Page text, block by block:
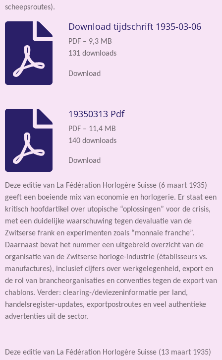
scheepsroutes).
Download tijdschrift 1935-03-06
PDF – 9,3 MB
131 downloads
Download
19350313 Pdf
PDF – 11,4 MB
140 downloads
Download
Deze editie van La Fédération Horlogère Suisse (6 maart 1935)
geeft een boeiende mix van economie en horlogerie. Er staat een
kritisch hoofdartikel over utopische “oplossingen” voor de crisis,
met een duidelijke waarschuwing tegen devaluatie van de
Zwitserse frank en experimenten zoals “monnaie franche”.
Daarnaast bevat het nummer een uitgebreid overzicht van de
organisatie van de Zwitserse horloge-industrie (établisseurs vs.
manufactures), inclusief cijfers over werkgelegenheid, export en
de rol van brancheorganisaties en conventies tegen de export van
chablons. Verder: clearing-/deviezeninformatie per land,
handelsregister-updates, exportpostroutes en veel authentieke
advertenties uit de sector.
Deze editie van La Fédération Horlogère Suisse (13 maart 1935)